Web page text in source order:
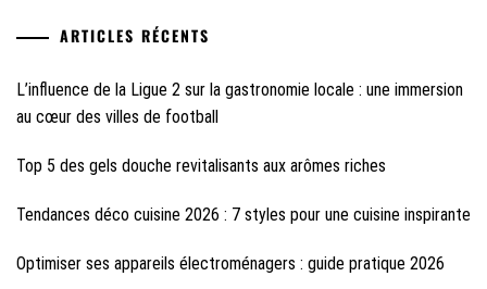
ARTICLES RÉCENTS
L’influence de la Ligue 2 sur la gastronomie locale : une immersion
au cœur des villes de football
Top 5 des gels douche revitalisants aux arômes riches
Tendances déco cuisine 2026 : 7 styles pour une cuisine inspirante
Optimiser ses appareils électroménagers : guide pratique 2026